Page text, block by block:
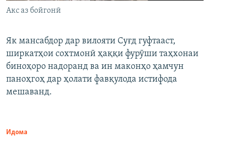
Акс аз бойгонӣ
Як мансабдор дар вилояти Суғд гуфтааст,
ширкатҳои сохтмонӣ ҳаққи фурӯши таҳхонаи
биноҳоро надоранд ва ин маконҳо ҳамчун
паноҳгоҳ дар ҳолати фавқулода истифода
мешаванд.
Идома